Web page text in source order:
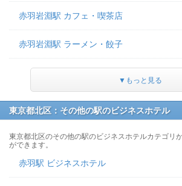
赤羽岩淵駅 カフェ・喫茶店
赤羽岩淵駅 ラーメン・餃子
▼もっと見る
東京都北区：その他の駅のビジネスホテル
東京都北区のその他の駅のビジネスホテルカテゴリ
ができます。
赤羽駅 ビジネスホテル